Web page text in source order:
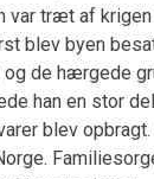
var træt af
blev byen
de hærgede
han en stor
blev